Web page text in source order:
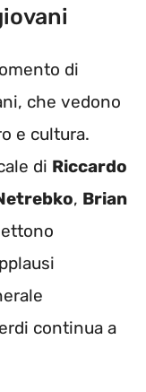
di
che vedono
e cultura.
di Riccardo
, Brian
continua a